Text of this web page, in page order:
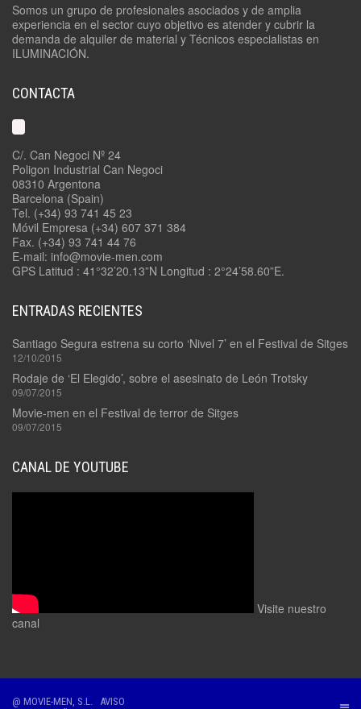
Somos un grupo de profesionales asociados y de amplia
experiencia en el sector cuyo objetivo es atender y cubrir la
demanda de alquiler de material y Técnicos especialistas en
ILUMINACIÓN.
CONTACTA
C/. Can Negoci Nº 24
Poligon Industrial Can Negoci
08310 Argentona
Barcelona (Spain)
Tel. (+34) 93 741 45 23
Móvil Empresa (+34) 607 371 384
Fax. (+34) 93 741 44 76
E-mail: info@movie-men.com
GPS Latitud : 41°32’20.13”N Longitud : 2°24’58.60”E.
ENTRADAS RECIENTES
Santiago Segura estrena su corto ‘Nivel 7’ en el Festival de Sitges
12/10/2015
Rodaje de ‘El Elegido’, sobre el asesinato de León Trotsky
09/07/2015
Movie-men en el Festival de terror de Sitges
09/07/2015
CANAL DE YOUTUBE
Visite nuestro
canal
@ MOVIE-MEN, S.L. AVISO